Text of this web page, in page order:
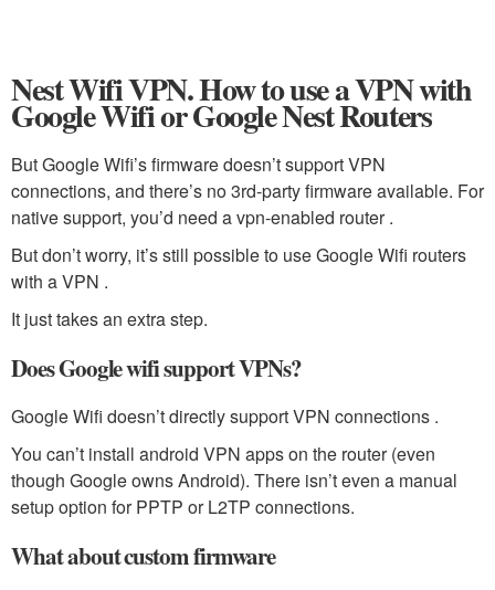
Nest Wifi VPN. How to use a VPN with
Google Wifi or Google Nest Routers
But Google Wifi’s firmware doesn’t support VPN
connections, and there’s no 3rd-party firmware available. For
native support, you’d need a vpn-enabled router .
But don’t worry, it’s still possible to use Google Wifi routers
with a VPN .
It just takes an extra step.
Does Google wifi support VPNs?
Google Wifi doesn’t directly support VPN connections .
You can’t install android VPN apps on the router (even
though Google owns Android). There isn’t even a manual
setup option for PPTP or L2TP connections.
What about custom firmware